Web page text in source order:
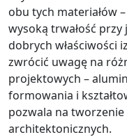
obu tych materiałów
wysoką trwałość
dobrych właściwości
zwrócić uwagę na
projektowych –
formowania i
pozwala na
architektonicznych.